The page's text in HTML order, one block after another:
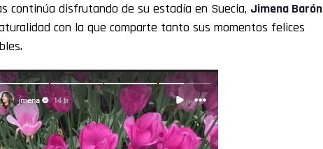
continúa disfrutando de su estadía en Suecia, Jimena Barón
con la que comparte tanto sus momentos felices